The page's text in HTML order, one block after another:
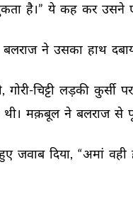
है।” ये कह कर उसने
बलराज ने उसका हाथ
गोरी-चिट्टी लड़की कुर्सी पर
थी। मक़बूल ने बलराज से
जवाब दिया, “अमां वही